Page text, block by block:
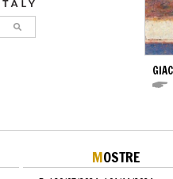
MOSTRE